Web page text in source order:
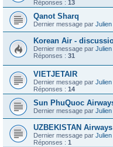
Réponses : 13
Qanot Sharq
Dernier message par Julien
Korean Air -
Dernier message par Julien
Réponses : 31
VIETJETAIR
Dernier message par Julien
Réponses : 14
Sun PhuQuoc
Dernier message par Julien
UZBEKISTAN Airways
Dernier message par Julien
Réponses : 1